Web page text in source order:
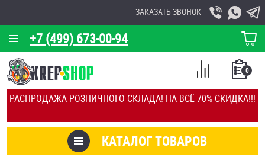
РАСПРОДАЖА РОЗНИЧНОГО СКЛАДА! НА ВСЁ 70% СКИДКА!!!
+7 (499) 673-00-94
ЗАКАЗАТЬ ЗВОНОК
КОРЗИНА
О КОМПАНИИ
КАЛЬКУЛЯТОР
ОТЗЫВЫ
КАТАЛОГ ТОВАРОВ
0
СПИСОК
СРАВНЕНИЕ